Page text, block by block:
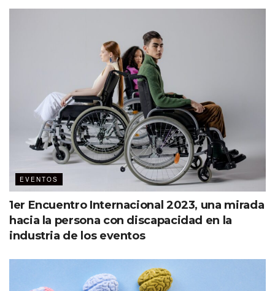
EVENTOS
1er Encuentro Internacional 2023, una mirada
hacia la persona con discapacidad en la
industria de los eventos